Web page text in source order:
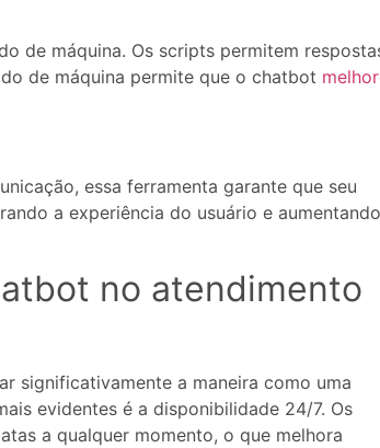
de máquina. Os scripts permitem
de máquina permite que o chatbot
essa ferramenta garante que seu
a experiência do usuário e aumentando
no atendimento
significativamente a maneira como uma
evidentes é a disponibilidade 24/7. Os
a qualquer momento, o que melhora